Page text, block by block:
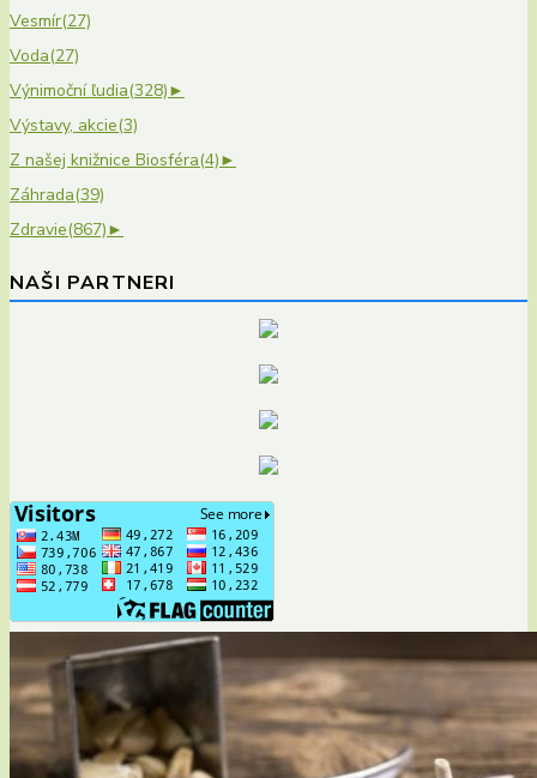
Vesmír(27)
Voda(27)
Výnimoční ľudia(328)►
Výstavy, akcie(3)
Z našej knižnice Biosféra(4)►
Záhrada(39)
Zdravie(867)►
NAŠI PARTNERI